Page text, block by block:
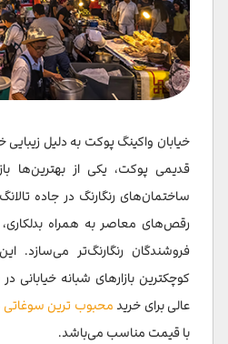
خیابان واکینگ پوکت به دلیل
قدیمی پوکت، یکی از بهترین‌ها
ساختمان‌های رنگارنگ در جاده
رقص‌های معاصر به همراه
فروشندگان رنگارنگ‌تر می‌سازد.
کوچکترین بازارهای شبانه خیابانی
عالی برای خرید محبوب ترین سوغاتی
با قیمت مناسب می‌باشد.